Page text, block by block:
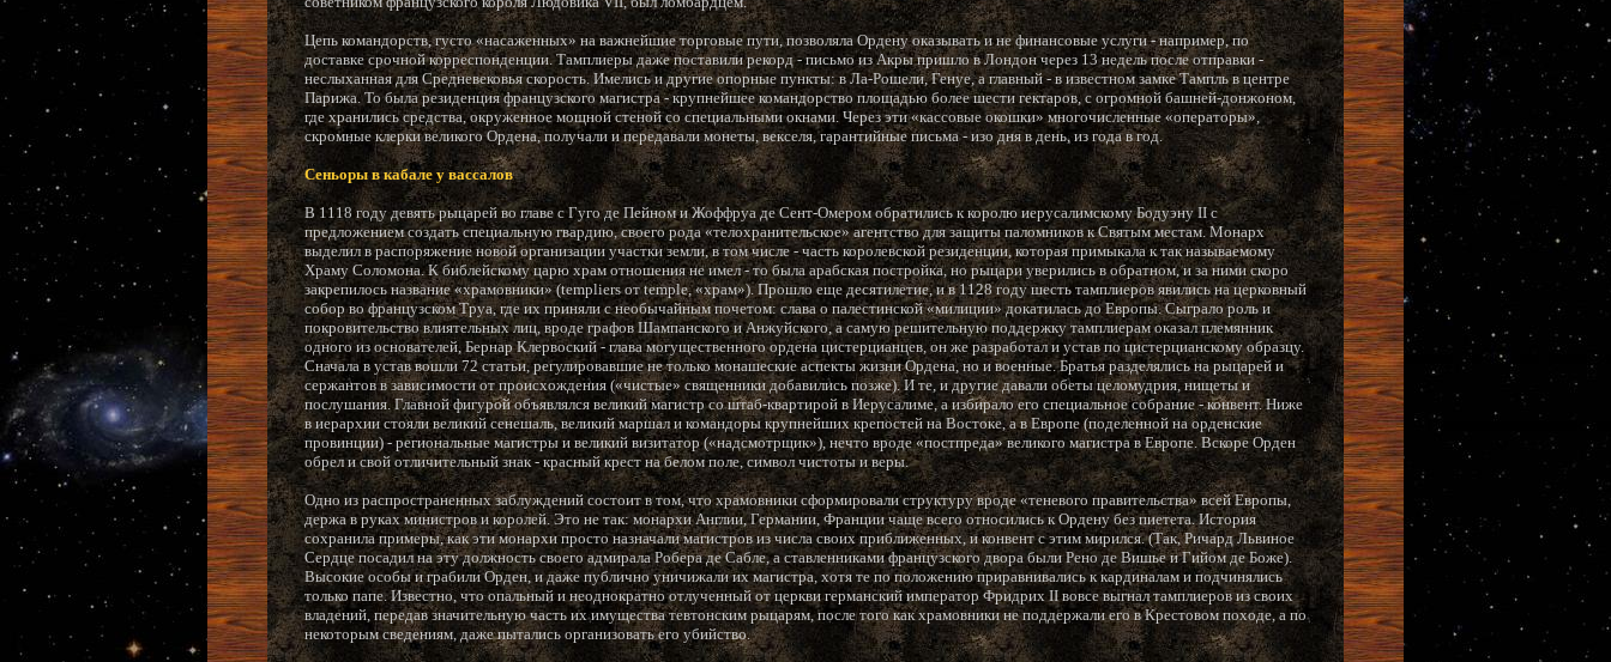
Цепь командорств, густо «насаженных» на важнейшие торговые пути, позволяла Ордену оказывать и не финансовые услуги - например, по
доставке срочной корреспонденции. Тамплиеры даже поставили рекорд - письмо из Акры пришло в Лондон через 13 недель после отправки -
неслыханная для Средневековья скорость. Имелись и другие опорные пункты: в Ла-Рошели, Генуе, а главный - в известном замке Тампль в центре
Парижа. То была резиденция французского магистра - крупнейшее командорство площадью более шести гектаров, с огромной башней-донжоном,
где хранились средства, окруженное мощной стеной со специальными окнами. Через эти «кассовые окошки» многочисленные «операторы»,
скромные клерки великого Ордена, получали и передавали монеты, векселя, гарантийные письма - изо дня в день, из года в год.
Сеньоры в кабале у вассалов
В 1118 году девять рыцарей во главе с Гуго де Пейном и Жоффруа де Сент-Омером обратились к королю иерусалимскому Бодуэну II с
предложением создать специальную гвардию, своего рода «телохранительское» агентство для защиты паломников к Святым местам. Монарх
выделил в распоряжение новой организации участки земли, в том числе - часть королевской резиденции, которая примыкала к так называемому
Храму Соломона. К библейскому царю храм отношения не имел - то была арабская постройка, но рыцари уверились в обратном, и за ними скоро
закрепилось название «храмовники» (templiers от temple, «храм»). Прошло еще десятилетие, и в 1128 году шесть тамплиеров явились на церковный
собор во французском Труа, где их приняли с необычайным почетом: слава о палестинской «милиции» докатилась до Европы. Сыграло роль и
покровительство влиятельных лиц, вроде графов Шампанского и Анжуйского, а самую решительную поддержку тамплиерам оказал племянник
одного из основателей, Бернар Клервоский - глава могущественного ордена цистерцианцев, он же разработал и устав по цистерцианскому образцу.
Сначала в устав вошли 72 статьи, регулировавшие не только монашеские аспекты жизни Ордена, но и военные. Братья разделялись на рыцарей и
сержантов в зависимости от происхождения («чистые» священники добавились позже). И те, и другие давали обеты целомудрия, нищеты и
послушания. Главной фигурой объявлялся великий магистр со штаб-квартирой в Иерусалиме, а избирало его специальное собрание - конвент. Ниже
в иерархии стояли великий сенешаль, великий маршал и командоры крупнейших крепостей на Востоке, а в Европе (поделенной на орденские
провинции) - региональные магистры и великий визитатор («надсмотрщик»), нечто вроде «постпреда» великого магистра в Европе. Вскоре Орден
обрел и свой отличительный знак - красный крест на белом поле, символ чистоты и веры.
Одно из распространенных заблуждений состоит в том, что храмовники сформировали структуру вроде «теневого правительства» всей Европы,
держа в руках министров и королей. Это не так: монархи Англии, Германии, Франции чаще всего относились к Ордену без пиетета. История
сохранила примеры, как эти монархи просто назначали магистров из числа своих приближенных, и конвент с этим мирился. (Так, Ричард Львиное
Сердце посадил на эту должность своего адмирала Робера де Сабле, а ставленниками французского двора были Рено де Вишье и Гийом де Боже).
Высокие особы и грабили Орден, и даже публично уничижали их магистра, хотя те по положению приравнивались к кардиналам и подчинялись
только папе. Известно, что опальный и неоднократно отлученный от церкви германский император Фридрих II вовсе выгнал тамплиеров из своих
владений, передав значительную часть их имущества тевтонским рыцарям, после того как храмовники не поддержали его в Крестовом походе, а по
некоторым сведениям, даже пытались организовать его убийство.